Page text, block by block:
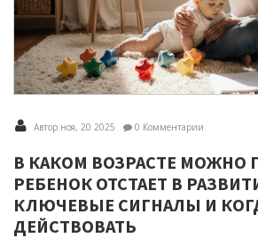
Автор ноя, 20 2025 0 Комментарии
В КАКОМ ВОЗРАСТЕ МОЖНО
РЕБЕНОК ОТСТАЕТ В
КЛЮЧЕВЫЕ СИГНАЛЫ И
ДЕЙСТВОВАТЬ